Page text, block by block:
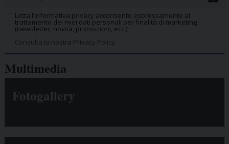
Letta l’informativa privacy acconsento espressamente al
trattamento dei miei dati personali per finalità di marketing
(newsletter, novità, promozioni, ecc.).
Consulta la nostra Privacy Policy.
Multimedia
Fotogallery